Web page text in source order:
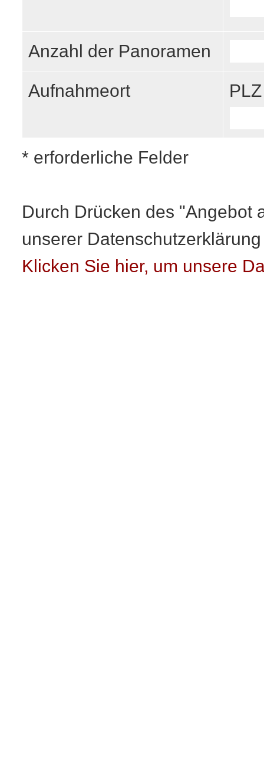
Anzahl der Panoramen
Aufnahmeort
* erforderliche Felder
Durch Drücken des "Angebot
unserer
Klicken Sie hier, um unsere